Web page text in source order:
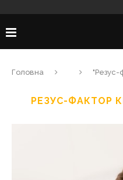
Головна
РЕЗУС-ФАКТОР